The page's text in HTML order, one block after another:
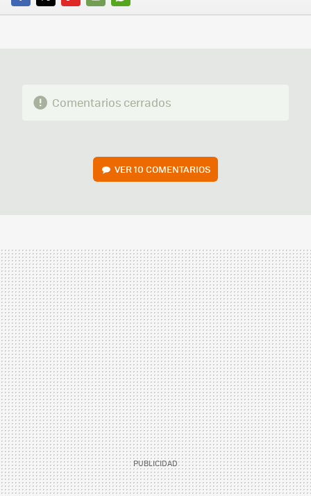
FACEBOOK
TWITTERFLIPBOARD
E-
WHATSAPP
Comentarios cerrados
VER10 COMENTARIOS